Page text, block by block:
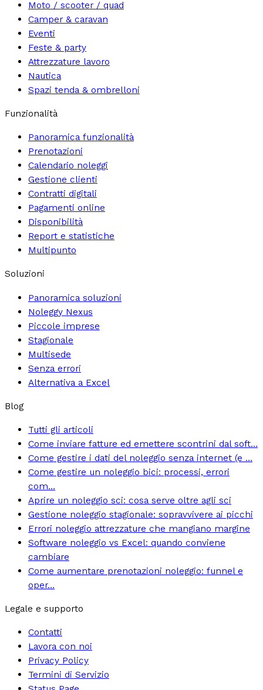
Moto / scooter / quad
Camper & caravan
Eventi
Feste & party
Attrezzature lavoro
Nautica
Spazi tenda & ombrelloni
Funzionalità
Panoramica funzionalità
Prenotazioni
Calendario noleggi
Gestione clienti
Contratti digitali
Pagamenti online
Disponibilità
Report e statistiche
Multipunto
Soluzioni
Panoramica soluzioni
Noleggy Nexus
Piccole imprese
Stagionale
Multisede
Senza errori
Alternativa a Excel
Blog
Tutti gli articoli
Come inviare fatture ed emettere scontrini dal soft…
Come gestire i dati del noleggio senza internet (e …
Come gestire un noleggio bici: processi, errori
com…
Aprire un noleggio sci: cosa serve oltre agli sci
Gestione noleggio stagionale: sopravvivere ai picchi
Errori noleggio attrezzature che mangiano margine
Software noleggio vs Excel: quando conviene
cambiare
Come aumentare prenotazioni noleggio: funnel e
oper…
Legale e supporto
Contatti
Lavora con noi
Privacy Policy
Termini di Servizio